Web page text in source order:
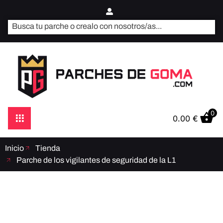
0.00 €
0
Inicio
Tienda
Parche de los vigilantes de seguridad de la L1